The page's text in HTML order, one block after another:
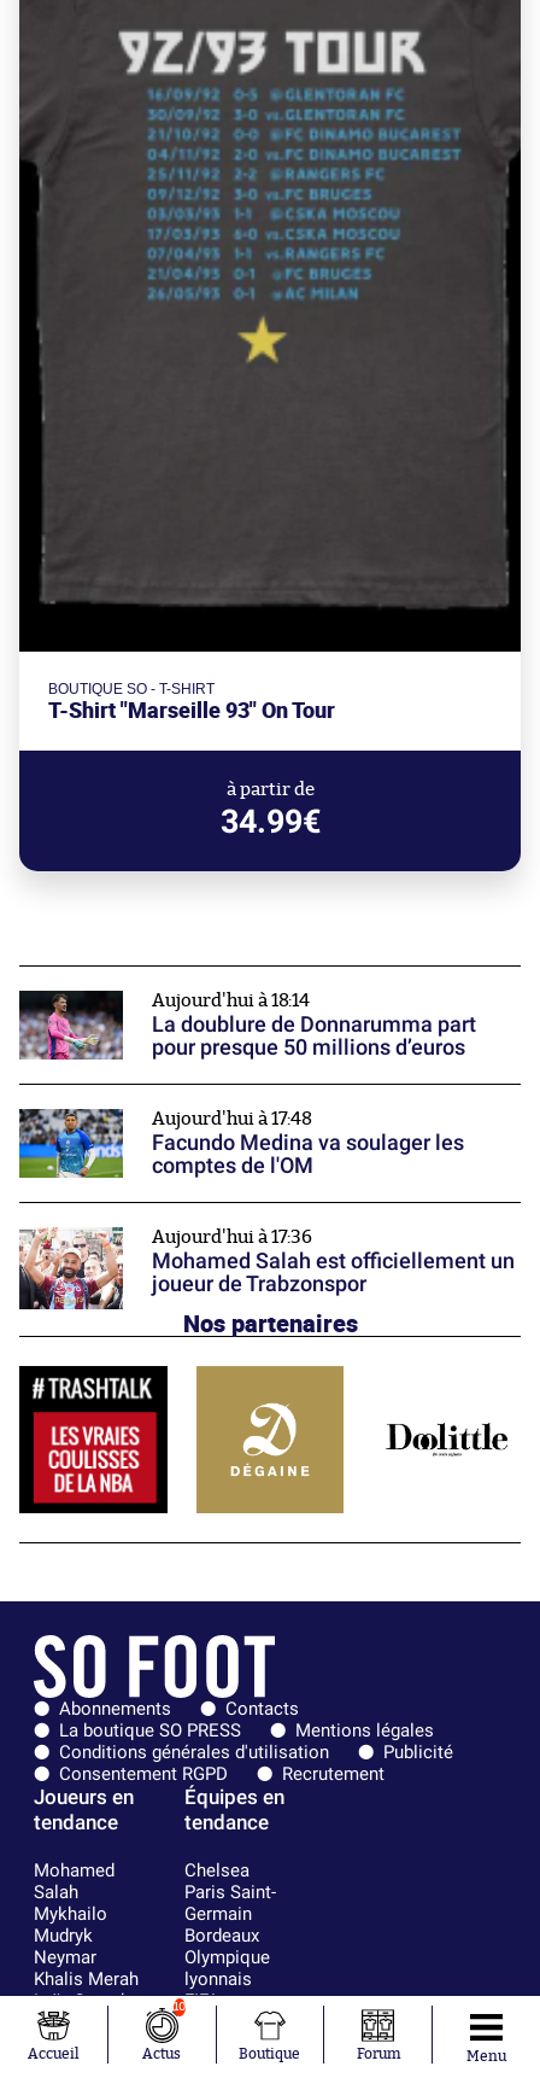
BOUTIQUE SO - T-SHIRT
T-Shirt "Marseille 93" On Tour
à partir de
34.99€
Aujourd'hui à 18:14
La doublure de Donnarumma part
pour presque 50 millions d’euros
Aujourd'hui à 17:48
Facundo Medina va soulager les
comptes de l'OM
Aujourd'hui à 17:36
Mohamed Salah est officiellement un
joueur de Trabzonspor
Nos partenaires
Abonnements
Contacts
La boutique SO PRESS
Mentions légales
Conditions générales d'utilisation
Publicité
Consentement RGPD
Recrutement
Joueurs en
tendance
Mohamed
Salah
Mykhailo
Mudryk
Neymar
Khalis Merah
Loïs Openda
Moussa
Niakhaté
Nicolás
Équipes en
tendance
Chelsea
Paris Saint-
Germain
Bordeaux
Olympique
lyonnais
FIFA
Real Madrid
RC Strasbourg
AC Milan
Accueil
10
Actus Boutique Forum Menu